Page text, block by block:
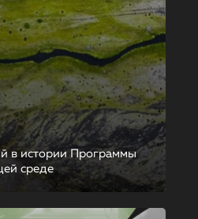
в истории Программы
среде